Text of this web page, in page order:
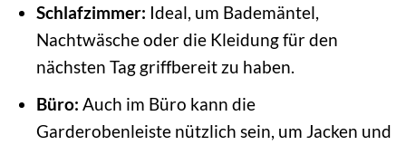
Schlafzimmer: Ideal, um Bademäntel,
Nachtwäsche oder die Kleidung für den
nächsten Tag griffbereit zu haben.
Büro: Auch im Büro kann die
Garderobenleiste nützlich sein, um Jacken und